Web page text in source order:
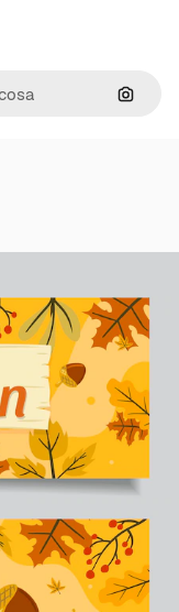
Cerca